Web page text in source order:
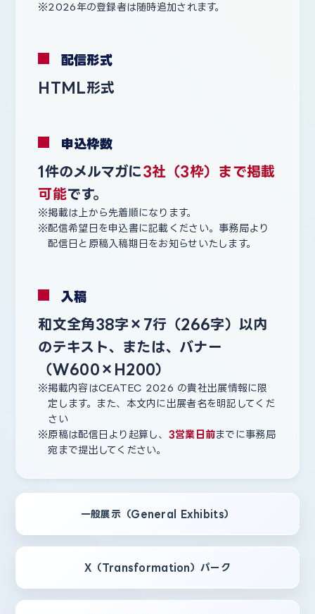
一般展示（General Exhibits）
X（Transformation）パーク
2026年の登録者は随時追加されます。
配信形式
HTML形式
申込枠数
1件のメルマガに3社（3枠）まで掲載
可能です。
掲載は上から先着順になります。
配信希望日を申込書に記載ください。事務局より
配信日と原稿入稿期日をお知らせいたします。
入稿
和文全角38字×7行（266字）以内
のテキスト、または、バナー
（W600×H200）
掲載内容はCEATEC 2026 の貴社出展情報に限
定します。また、本文内に出展者名を明記してくだ
さい
原稿は配信日より起算し、 3営業日前までに事務局
宛まで提出してください。